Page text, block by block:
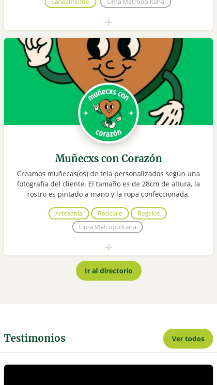
Muñecxs con Corazón
Creamos muñecas(os) de tela personalizados según una
fotografía del cliente. El tamaño es de 28cm de altura, la
rostro es pintado a mano y la ropa confeccionada.
Artesanía Reciclaje
Regalos
Lima Metropolitana
Ir al directorio
Testimonios Ver todos